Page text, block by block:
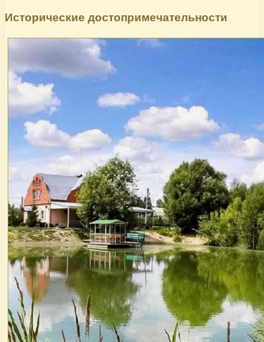
Исторические достопримечательности